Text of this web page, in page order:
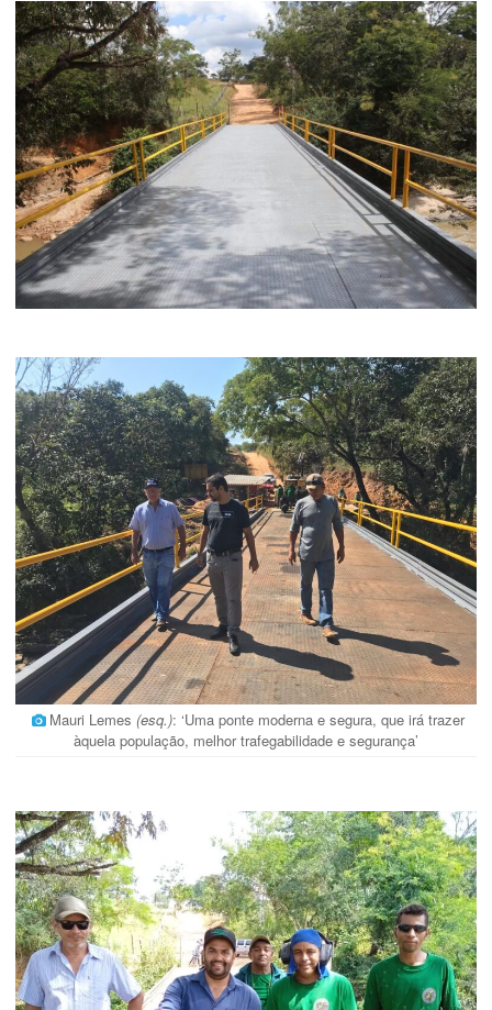
Mauri Lemes (esq.): ‘Uma ponte moderna e segura, que irá trazer
àquela população, melhor trafegabilidade e segurança’